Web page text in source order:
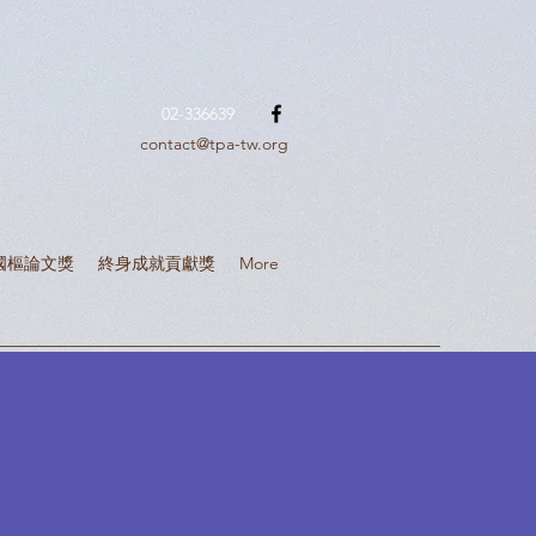
02-336639
contact@tpa-tw.org
樞論文獎 終身成就貢獻獎 More